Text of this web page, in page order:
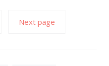
Next page